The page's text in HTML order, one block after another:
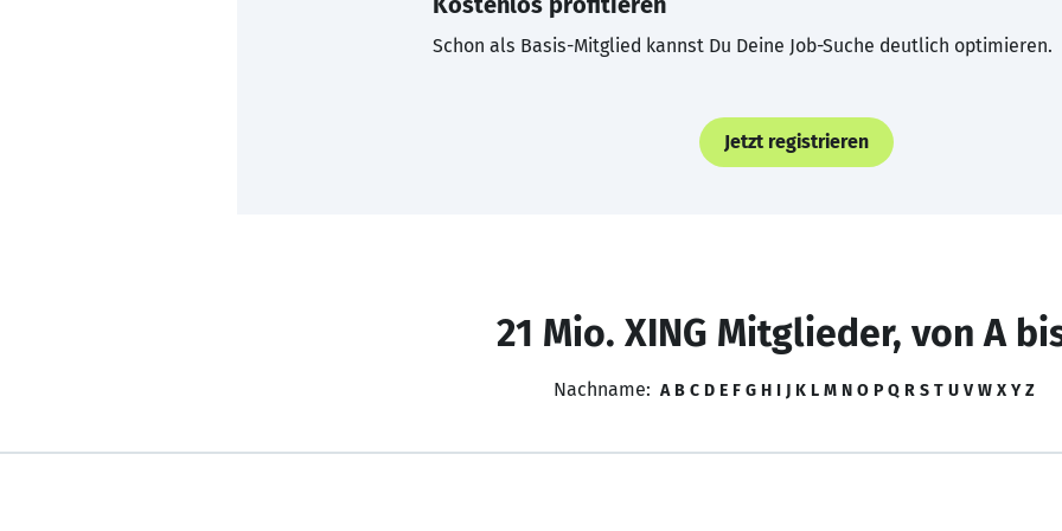
Schon als Basis-Mitglied kannst Du Deine Job-Suche deutlich optimieren.
Jetzt registrieren
21 Mio. XING Mitglieder, von A
Nachname: A B C D E F G H I J K L M N O P Q R S T U V W X Y Z